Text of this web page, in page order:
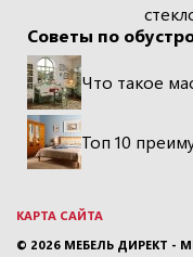
Советы по
Что такое
Топ 10
КАРТА САЙТА
© 2026 МЕБЕЛЬ ДИРЕКТ -